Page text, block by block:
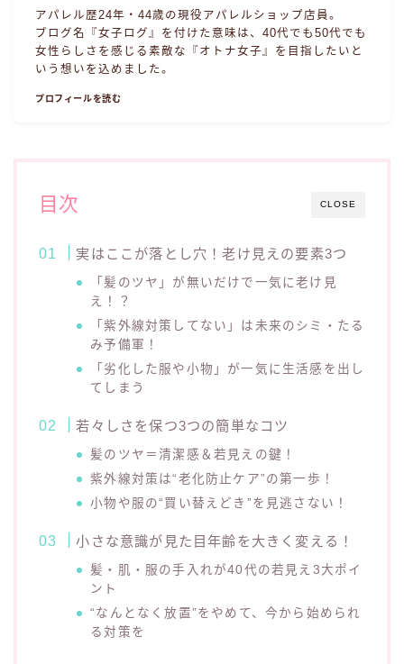
アパレル歴24年・44歳の現役アパレルショップ店員。
ブログ名『女子ログ』を付けた意味は、40代でも50代でも
女性らしさを感じる素敵な『オトナ女子』を目指したいと
いう想いを込めました。
プロフィールを読む
CLOSE
目次
実はここが落とし穴！老け見えの要素3つ
「髪のツヤ」が無いだけで一気に老け見
え！？
「紫外線対策してない」は未来のシミ・たる
み予備軍！
「劣化した服や小物」が一気に生活感を出し
てしまう
若々しさを保つ3つの簡単なコツ
髪のツヤ＝清潔感＆若見えの鍵！
紫外線対策は“老化防止ケア”の第一歩！
小物や服の“買い替えどき”を見逃さない！
小さな意識が見た目年齢を大きく変える！
髪・肌・服の手入れが40代の若見え3大ポイ
ント
“なんとなく放置”をやめて、今から始められ
る対策を